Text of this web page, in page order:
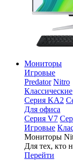
Мониторы
Игровые
Predator Nitro
Классические
Серия KA2
Для офиса
Серия V7
Игровые
Мониторы
Для тех, кто
Перейти